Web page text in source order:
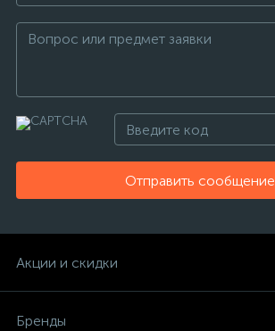
Отправить сообщение
Акции и скидки
Бренды